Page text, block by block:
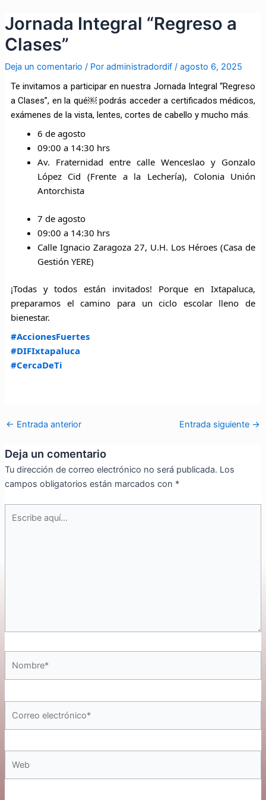
contenido
Jornada Integral “Regreso a
Clases”
Deja un comentario / Por administradordif / agosto 6, 2025
Teinvitamos a participar en nuestra Jornada Integral “Regreso
a Clases”, en la qué￼ podrás acceder a certificados médicos,
exámenes de la vista, lentes, cortes de cabello y mucho más.
6 de agosto
09:00 a 14:30 hrs
Av. Fraternidad entre calle Wenceslao y Gonzalo
López Cid (Frente a la Lechería), Colonia Unión
Antorchista
7 de agosto
09:00 a 14:30 hrs
Calle Ignacio Zaragoza 27, U.H. Los Héroes (Casa de
Gestión YERE)
¡Todas y todos están invitados! Porque en Ixtapaluca,
preparamos el camino para un ciclo escolar lleno de
bienestar.
#AccionesFuertes
#DIFIxtapaluca
#CercaDeTi
de
entradas
← Entrada anterior Entrada siguiente →
Deja un comentario
Tu dirección de correo electrónico no será publicada. Los
campos obligatorios están marcados con *
electrónico*